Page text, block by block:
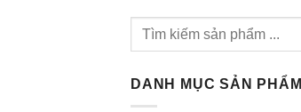
Tìm
DANH MỤC SẢN PHẨM